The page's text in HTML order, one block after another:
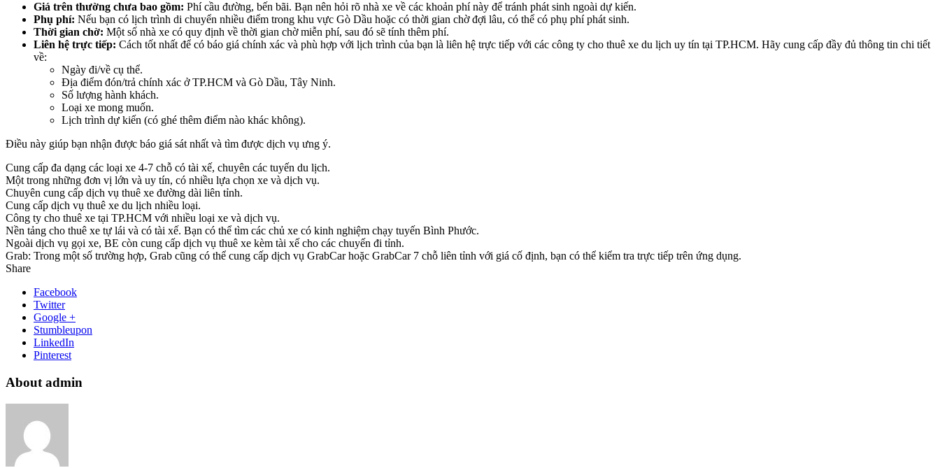
Giá trên thường chưa bao gồm: Phí cầu đường, bến bãi. Bạn nên hỏi rõ nhà xe về các khoản phí này để tránh phát sinh ngoài dự kiến.
Phụ phí: Nếu bạn có lịch trình di chuyển nhiều điểm trong khu vực Gò Dầu hoặc có thời gian chờ đợi lâu, có thể có phụ phí phát sinh.
Thời gian chờ: Một số nhà xe có quy định về thời gian chờ miễn phí, sau đó sẽ tính thêm phí.
Liên hệ trực tiếp: Cách tốt nhất để có báo giá chính xác và phù hợp với lịch trình của bạn là liên hệ trực tiếp với các công ty cho thuê xe du lịch uy tín tại TP.HCM. Hãy cung cấp đầy đủ thông tin chi tiết
về:
Ngày đi/về cụ thể.
Địa điểm đón/trả chính xác ở TP.HCM và Gò Dầu, Tây Ninh.
Số lượng hành khách.
Loại xe mong muốn.
Lịch trình dự kiến (có ghé thêm điểm nào khác không).
Điều này giúp bạn nhận được báo giá sát nhất và tìm được dịch vụ ưng ý.
Cung cấp đa dạng các loại xe 4-7 chỗ có tài xế, chuyên các tuyến du lịch.
Một trong những đơn vị lớn và uy tín, có nhiều lựa chọn xe và dịch vụ.
Chuyên cung cấp dịch vụ thuê xe đường dài liên tỉnh.
Cung cấp dịch vụ thuê xe du lịch nhiều loại.
Công ty cho thuê xe tại TP.HCM với nhiều loại xe và dịch vụ.
Nền tảng cho thuê xe tự lái và có tài xế. Bạn có thể tìm các chủ xe có kinh nghiệm chạy tuyến Bình Phước.
Ngoài dịch vụ gọi xe, BE còn cung cấp dịch vụ thuê xe kèm tài xế cho các chuyến đi tỉnh.
Grab: Trong một số trường hợp, Grab cũng có thể cung cấp dịch vụ GrabCar hoặc GrabCar 7 chỗ liên tỉnh với giá cố định, bạn có thể kiểm tra trực tiếp trên ứng dụng.
Share
Facebook
Twitter
Google +
Stumbleupon
LinkedIn
Pinterest
About admin